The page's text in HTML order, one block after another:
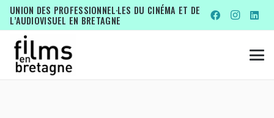
UNION DES PROFESSIONNEL·LES DU CINÉMA ET DE
L’AUDIOVISUEL EN BRETAGNE